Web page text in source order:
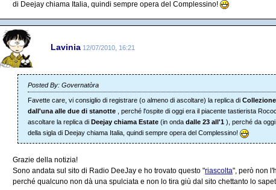
di Deejay chiama Italia, quindi sempre opera del Complessino!
Lavinia 12/07/2010, 16:21
Posted By: Governatòra
Favette care, vi consiglio di registrare (o almeno di ascoltare) la replica di
dall'una alle due di stanotte
, perché l'ospite di oggi era il piacente tastierista
ascoltare la replica di Deejay chiama Estate (in onda dalle 23 all'1 ), perché da
della sigla di Deejay chiama Italia, quindi sempre opera del Complessino!
Grazie della notizia!
Sono andata sul sito di Radio DeeJay e ho trovato questo "riascolta", però non
perché qualcuno non dà una spulciata e non lo tira giù dal sito chettanto lo